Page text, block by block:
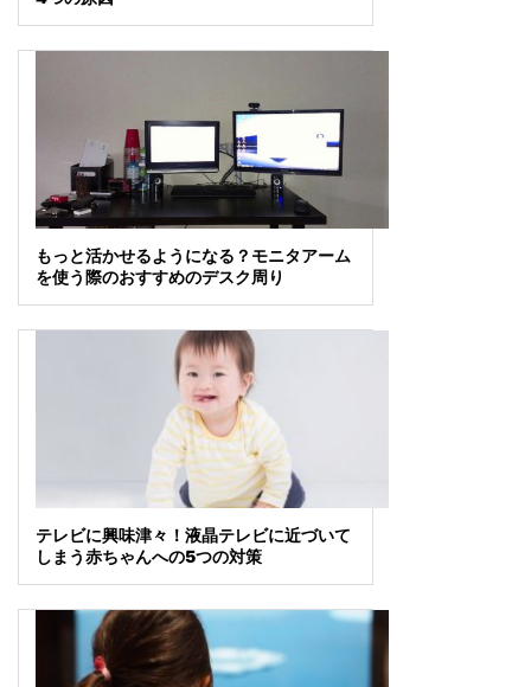
もっと活かせるようになる？モニタアーム
を使う際のおすすめのデスク周り
テレビに興味津々！液晶テレビに近づいて
しまう赤ちゃんへの5つの対策